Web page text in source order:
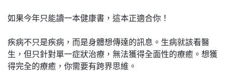
如果今年只能讀一本健康書，這本正適合你！
疾病不只是疾病，而是身體想傳達的訊息。生病就該看醫
生，但只針對單一症狀治療，無法獲得全面性的療癒。想獲
得完全的療癒，你需要有跨界思維。